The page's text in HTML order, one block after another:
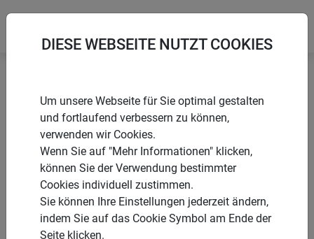
Startseite Produkte Schädlingsschutz Hausschutz
PRODUKTKATEGORIE
HAUSSCHUTZ
DIESE WEBSEITE NUTZT COOKIES
Um unsere Webseite für Sie optimal gestalten
und fortlaufend verbessern zu können,
verwenden wir Cookies.
Wenn Sie auf "Mehr Informationen" klicken,
können Sie der Verwendung bestimmter
Cookies individuell zustimmen.
Sie können Ihre Einstellungen jederzeit ändern,
indem Sie auf das Cookie Symbol am Ende der
Seite klicken.